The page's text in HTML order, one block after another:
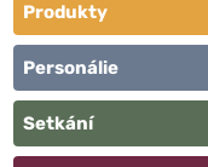
Produkty
Personálie
Setkání